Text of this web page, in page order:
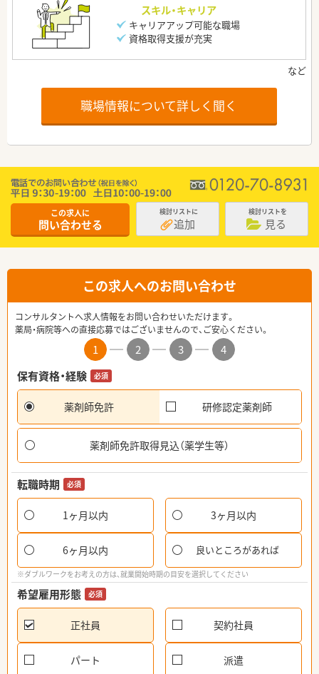
スキル・キャリア
キャリアアップ可能な職場
資格取得支援が充実
職場情報について詳しく聞く
この求人に
問い合わせる
検討リストに
追加
検討リストを
見る
この求人へのお問い合わせ
コンサルタントへ求人情報をお問い合わせいただけます。
薬局・病院等への直接応募ではございませんので、ご安心ください。
1 2 3
4
保有資格・経験
必須
薬剤師免許 研修認定薬剤師
薬剤師免許取得見込（薬学生等）
転職時期 必須
1ヶ月以内 3ヶ月以内
6ヶ月以内 良いところがあれば
※ダブルワークをお考えの方は、就業開始時期の目安を選択してください
希望雇用形態 必須
正社員 契約社員
パート 派遣